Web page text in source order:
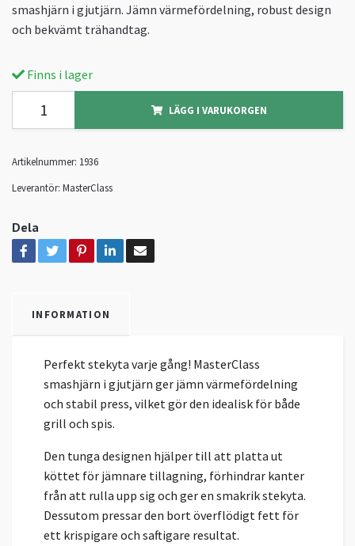
smashjärn i gjutjärn. Jämn värmefördelning, robust design
och bekvämt trähandtag.
Finns i lager
LÄGG I VARUKORGEN
Artikelnummer: 1936
Leverantör: MasterClass
Dela
INFORMATION
Perfekt stekyta varje gång! MasterClass
smashjärn i gjutjärn ger jämn värmefördelning
och stabil press, vilket gör den idealisk för både
grill och spis.
Den tunga designen hjälper till att platta ut
köttet för jämnare tillagning, förhindrar kanter
från att rulla upp sig och ger en smakrik stekyta.
Dessutom pressar den bort överflödigt fett för
ett krispigare och saftigare resultat.